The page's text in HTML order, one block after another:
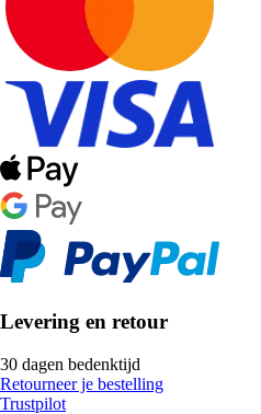
Levering en retour
30 dagen bedenktijd
Retourneer je bestelling
Trustpilot